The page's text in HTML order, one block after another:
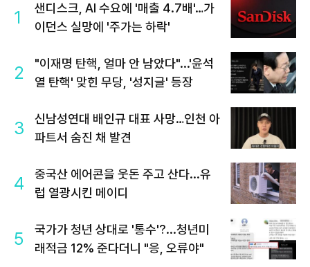
1
샌디스크, AI 수요에 '매출 4.7배'…가
이던스 실망에 '주가는 하락'
2
"이재명 탄핵, 얼마 안 남았다"...'윤석
열 탄핵' 맞힌 무당, '성지글' 등장
3
신남성연대 배인규 대표 사망…인천 아
파트서 숨진 채 발견
4
중국산 에어콘을 웃돈 주고 산다...유
럽 열광시킨 메이디
5
국가가 청년 상대로 '통수'?...청년미
래적금 12% 준다더니 "응, 오류야"